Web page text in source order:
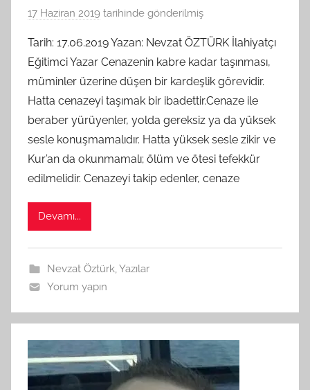
17 Haziran 2019 tarihinde gönderilmiş
S
A
M
t
a
r
a
f
Tarih: 17.06.2019 Yazan: Nevzat ÖZTÜRK İlahiyatçı
Eğitimci Yazar Cenazenin kabre kadar taşınması,
müminler üzerine düşen bir kardeşlik görevidir.
Hatta cenazeyi taşımak bir ibadettir.Cenaze ile
beraber yürüyenler, yolda gereksiz ya da yüksek
sesle konuşmamalıdır. Hatta yüksek sesle zikir ve
Kur’an da okunmamalı; ölüm ve ötesi tefekkür
edilmelidir. Cenazeyi takip edenler, cenaze
Devamı...
Nevzat Öztürk,Yazılar
Yorum yapın